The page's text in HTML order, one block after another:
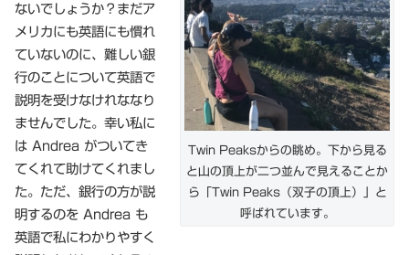
Twin Peaksからの眺め。下から見る
と山の頂上が二つ並んで見えることか
ら「Twin Peaks（双子の頂上）」と
呼ばれています。
ないでしょうか？まだア
メリカにも英語にも慣れ
ていないのに、難しい銀
行のことについて英語で
説明を受けなけれななり
ませんでした。幸い私に
は Andrea がついてき
てくれて助けてくれまし
た。ただ、銀行の方が説
明するのを Andrea も
英語で私にわかりやすく